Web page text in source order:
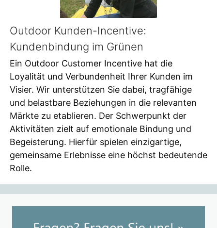
Outdoor Kunden-Incentive:
Kundenbindung im Grünen
Ein Outdoor Customer Incentive hat die
Loyalität und Verbundenheit Ihrer Kunden im
Visier. Wir unterstützen Sie dabei, tragfähige
und belastbare Beziehungen in die relevanten
Märkte zu etablieren. Der Schwerpunkt der
Aktivitäten zielt auf emotionale Bindung und
Begeisterung. Hierfür spielen einzigartige,
gemeinsame Erlebnisse eine höchst bedeutende
Rolle.